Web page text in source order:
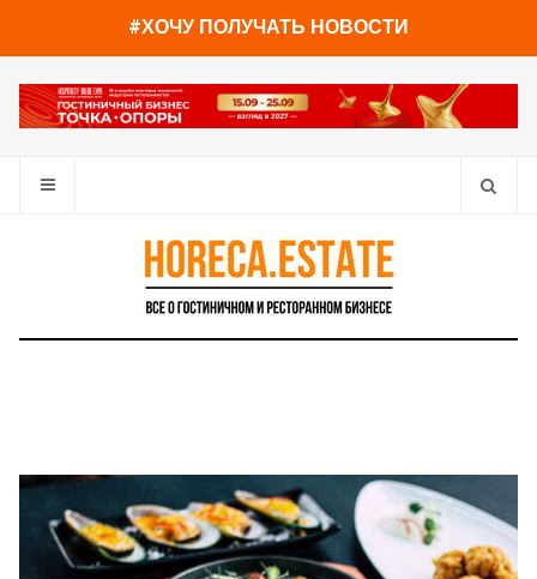
#ХОЧУ ПОЛУЧАТЬ НОВОСТИ